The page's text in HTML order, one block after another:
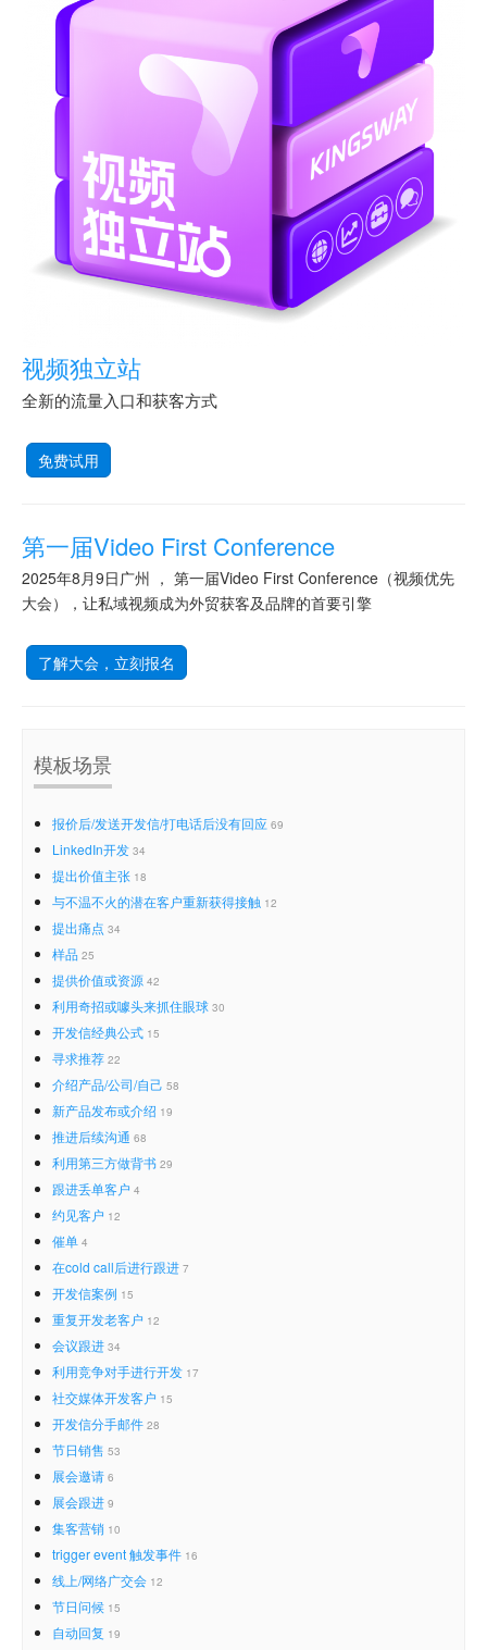
视频独立站
全新的流量入口和获客方式
免费试用
第一届Video First Conference
2025年8月9日广州 ， 第一届Video First Conference（视频优先
大会），让私域视频成为外贸获客及品牌的首要引擎
了解大会，立刻报名
模板场景
报价后/发送开发信/打电话后没有回应 69
LinkedIn开发 34
提出价值主张 18
与不温不火的潜在客户重新获得接触 12
提出痛点 34
样品 25
提供价值或资源 42
利用奇招或噱头来抓住眼球 30
开发信经典公式 15
寻求推荐 22
介绍产品/公司/自己 58
新产品发布或介绍 19
推进后续沟通 68
利用第三方做背书 29
跟进丢单客户 4
约见客户 12
催单 4
在cold call后进行跟进 7
开发信案例 15
重复开发老客户 12
会议跟进 34
利用竞争对手进行开发 17
社交媒体开发客户 15
开发信分手邮件 28
节日销售 53
展会邀请 6
展会跟进 9
集客营销 10
trigger event 触发事件 16
线上/网络广交会 12
节日问候 15
自动回复 19